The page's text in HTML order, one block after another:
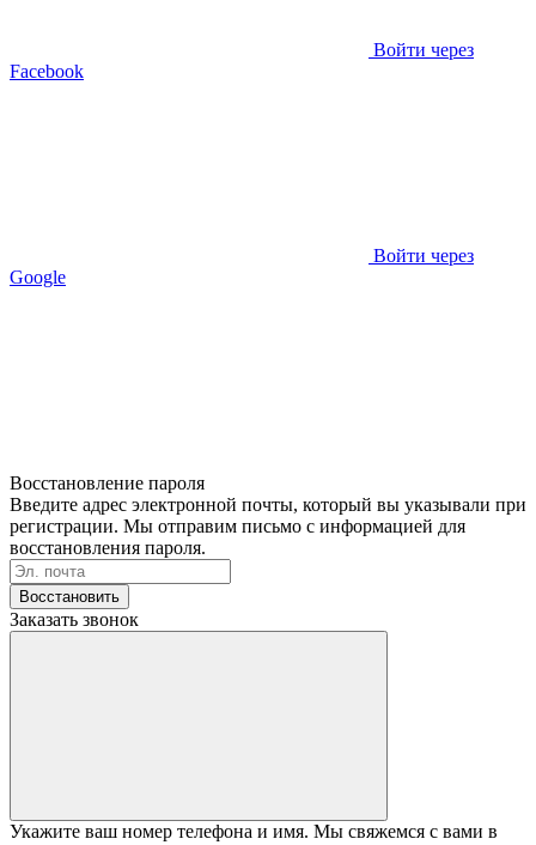
Войти через
Facebook
Войти через
Google
Восстановление пароля
Введите адрес электронной почты, который вы указывали при
регистрации. Мы отправим письмо с информацией для
восстановления пароля.
Восстановить
Заказать звонок
Укажите ваш номер телефона и имя. Мы свяжемся с вами в